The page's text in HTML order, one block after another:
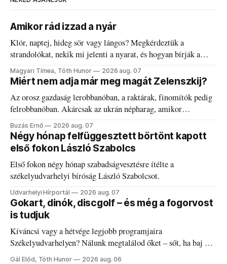
Amikor rád izzad a nyár
Klór, naptej, hideg sör vagy lángos? Megkérdeztük a
strandolókat, nekik mi jelenti a nyarat, és hogyan bírják a
kánikulát.
Magyari Tímea, Tóth Hunor 2026 aug. 07
Miért nem adja már meg magát Zelenszkij?
Az orosz gazdaság lerobbanóban, a raktárak, finomítók pedig
felrobbanóban. Akárcsak az ukrán népharag, amikor
elégedetlen vezetőivel.
Buzás Ernő 2026 aug. 07
Négy hónap felfüggesztett börtönt kapott
első fokon László Szabolcs
Első fokon négy hónap szabadságvesztésre ítélte a
székelyudvarhelyi bíróság László Szabolcsot.
Udvarhelyi Hírportál 2026 aug. 07
Gokart, dinók, discgolf – és még a fogorvost
is tudjuk
Kíváncsi vagy a hétvége legjobb programjaira
Székelyudvarhelyen? Nálunk megtalálod őket – sőt, ha baj van
a fogaddal, a fogorvosi ügyeletet is!
Gál Előd, Tóth Hunor 2026 aug. 06